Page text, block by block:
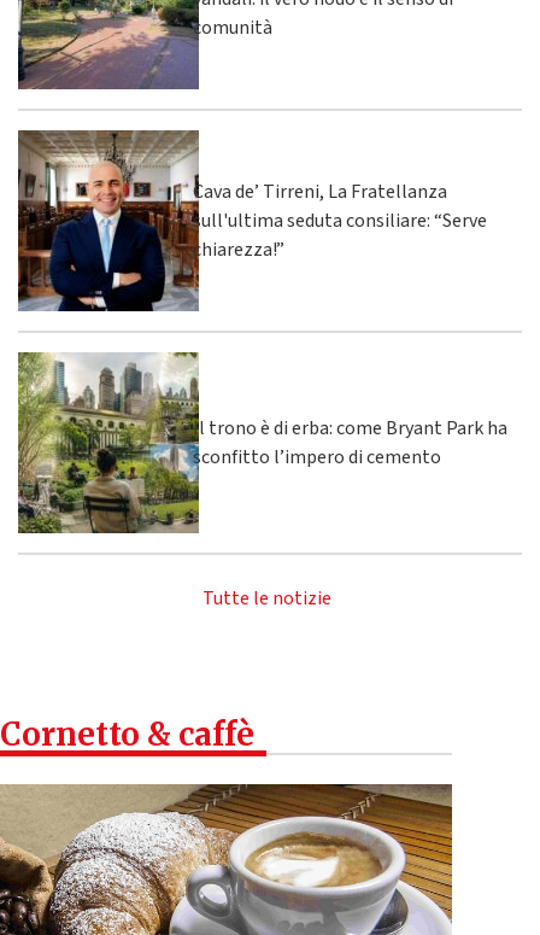
comunità
Cava de’ Tirreni, La Fratellanza
sull'ultima seduta consiliare: “Serve
chiarezza!”
Il trono è di erba: come Bryant Park ha
sconfitto l’impero di cemento
Tutte le notizie
Cornetto & caffè